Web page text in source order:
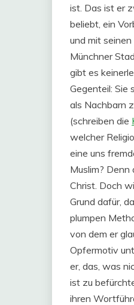
ist. Das ist er
beliebt, ein
und mit
Münchner
gibt es
Gegenteil: Sie
als Nachbarn
(schreiben die
welcher
eine uns
Muslim?
Christ. Doch
Grund dafür,
plumpen
von dem er
Opfermotiv
er, das, was
ist zu
ihren